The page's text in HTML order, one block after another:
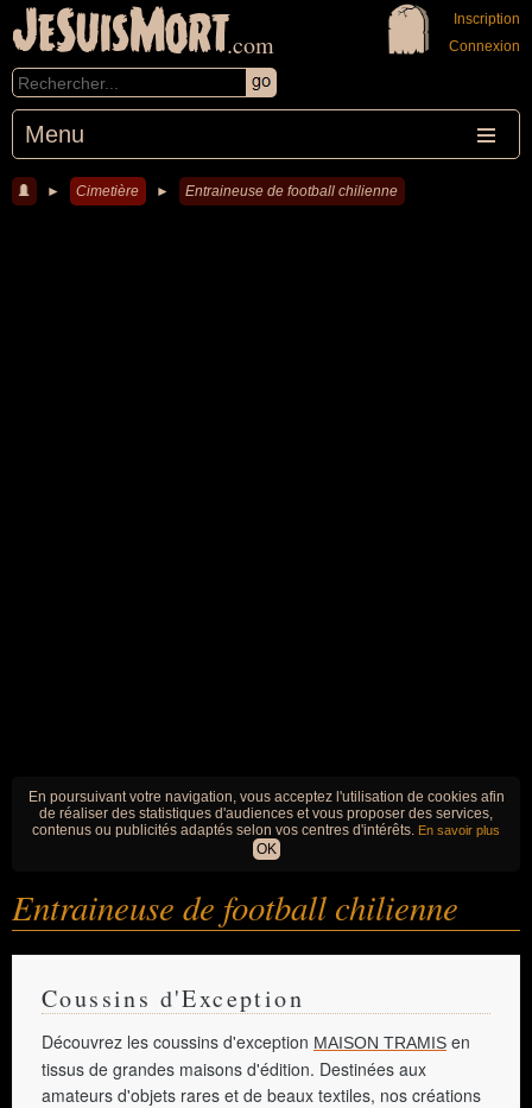
JeSuisMort.com
Menu
Inscription
Connexion
► Cimetière ► Entraineuse de football chilienne
En poursuivant votre navigation, vous acceptez l'utilisation de cookies afin
de réaliser des statistiques d'audiences et vous proposer des services,
contenus ou publicités adaptés selon vos centres d'intérêts. En savoir plus
OK
Entraineuse de football chilienne
Coussins d'Exception
Découvrez les coussins d'exception MAISON TRAMIS en
tissus de grandes maisons d'édition. Destinées aux
amateurs d'objets rares et de beaux textiles, nos créations